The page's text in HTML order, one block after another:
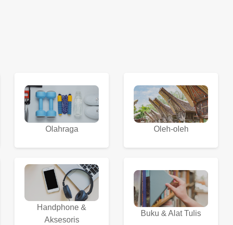
Olahraga Oleh-oleh
Handphone &
Aksesoris
Buku & Alat Tulis